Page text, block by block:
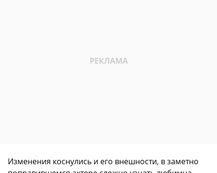
Изменения коснулись и его внешности, в заметно